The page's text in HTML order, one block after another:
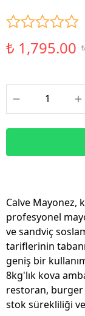
₺ 1,795.00
Calve Mayonez,
profesyonel
ve sandviç
tariflerinin
geniş bir
8kg'lık kova
restoran, burger
stok sürekliliği